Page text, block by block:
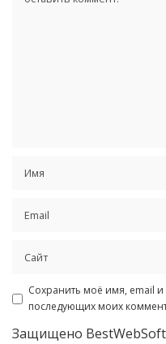
Сохранить моё имя, email и
последующих моих
Защищено BestWebSoft